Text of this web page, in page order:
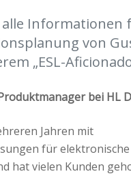
alle Informationen
von
„ESL-
bei HL
Jahren mit
für elektronische
hat vielen Kunden